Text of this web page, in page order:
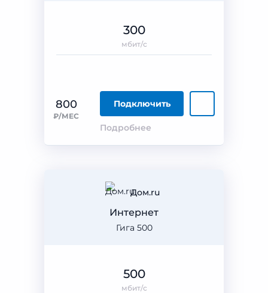
800
₽/МЕС
Подключить
Подробнее
300
мбит/с
Дом.ru
Гига 500
Интернет
500
мбит/с